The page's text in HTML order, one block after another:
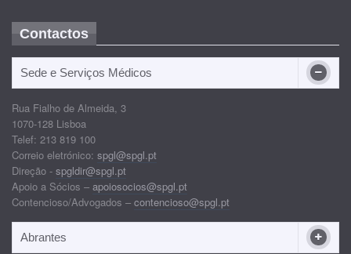
Contactos
Sede e Serviços Médicos
Rua Fialho de Almeida, 3
1070-128 Lisboa
Telef: 213 819 100
Correio eletrónico: spgl@spgl.pt
Direção - spgldir@spgl.pt
Apoio a Sócios – apoiosocios@spgl.pt
Contencioso/Advogados – contencioso@spgl.pt
Abrantes